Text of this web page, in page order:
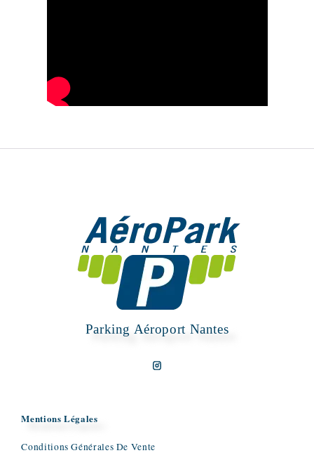
Parking Aéroport Nantes
Mentions Légales
Conditions Générales De Vente